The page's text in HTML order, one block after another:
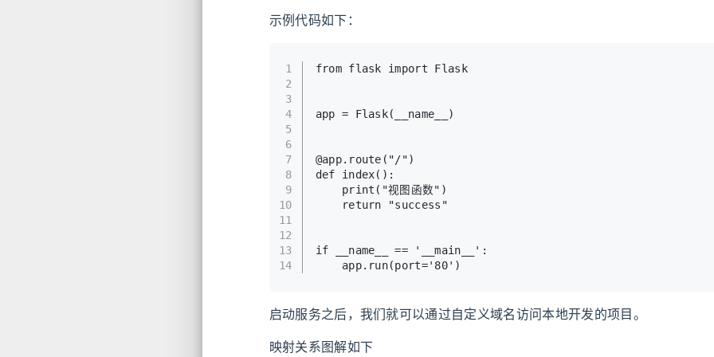
示例代码如下：
1
2
3
4
5
6
7
8
9
10
11
12
13
14
from flask import Flask
app = Flask(__name__)
@app.route("/")
def index():
    print("视图函数")
    return "success"
if __name__ == '__main__':
    app.run(port='80')
启动服务之后，我们就可以通过自定义域名访问本地开发的项目。
映射关系图解如下